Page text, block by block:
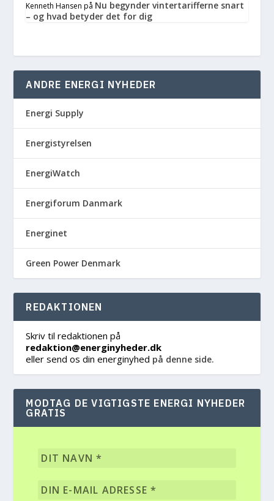
Kenneth Hansen på Nu begynder vintertarifferne snart
– og hvad betyder det for dig
ANDRE ENERGI NYHEDER
Energi Supply
Energistyrelsen
EnergiWatch
Energiforum Danmark
Energinet
Green Power Denmark
REDAKTIONEN
Skriv til redaktionen på
redaktion@energinyheder.dk
eller send os din energinyhed på denne side.
MODTAG DE VIGTIGSTE ENERGI NYHEDER
GRATIS